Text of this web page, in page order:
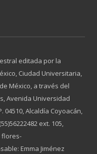
editada por la
Ciudad Universitaria,
México, a través del
Avenida Universidad
04510, Alcaldía Coyoacán,
ext. 105,
flores-
Emma Jiménez